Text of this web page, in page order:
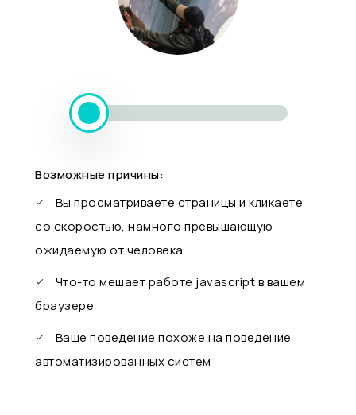
Возможные причины:
Вы просматриваете страницы и кликаете
со скоростью, намного превышающую
ожидаемую от человека
Что-то мешает работе javascript в вашем
браузере
Ваше поведение похоже на поведение
автоматизированных систем